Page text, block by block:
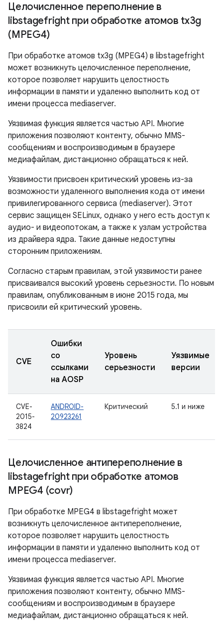
Целочисленное переполнение в
libstagefright при обработке атомов tx3g
(MPEG4)
При обработке атомов tx3g (MPEG4) в libstagefright
может возникнуть целочисленное переполнение,
которое позволяет нарушить целостность
информации в памяти и удаленно выполнить код от
имени процесса mediaserver.
Уязвимая функция является частью API. Многие
приложения позволяют контенту, обычно MMS-
сообщениям и воспроизводимым в браузере
медиафайлам, дистанционно обращаться к ней.
Уязвимости присвоен критический уровень из-за
возможности удаленного выполнения кода от имени
привилегированного сервиса (mediaserver). Этот
сервис защищен SELinux, однако у него есть доступ к
аудио- и видеопотокам, а также к узлам устройства
из драйвера ядра. Такие данные недоступны
сторонним приложениям.
Согласно старым правилам, этой уязвимости ранее
присваивался высокий уровень серьезности. По новым
правилам, опубликованным в июне 2015 года, мы
присвоили ей критический уровень.
CVE
Ошибки
со
ссылками
на AOSP
Уровень
серьезности
Уязвимые
версии
CVE-
2015-
3824
ANDROID-
20923261
Критический 5.1 и ниже
Целочисленное антипереполнение в
libstagefright при обработке атомов
MPEG4 (covr)
При обработке MPEG4 в libstagefright может
возникнуть целочисленное антипереполнение,
которое позволяет нарушить целостность
информации в памяти и удаленно выполнить код от
имени процесса mediaserver.
Уязвимая функция является частью API. Многие
приложения позволяют контенту, обычно MMS-
сообщениям и воспроизводимым в браузере
медиафайлам, дистанционно обращаться к ней.